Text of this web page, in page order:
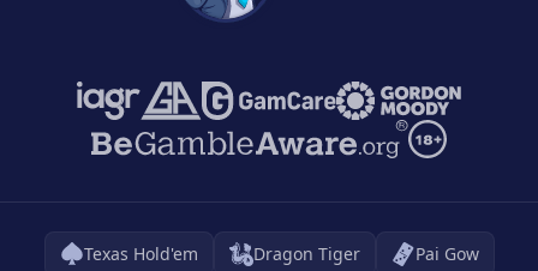
Texas Hold'em Dragon Tiger
Pai Gow